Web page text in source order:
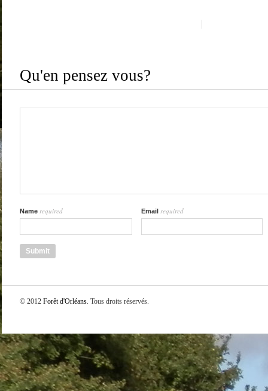
Qu'en pensez vous?
Name required Email required
© 2012 Forêt d'Orléans. Tous droits réservés.